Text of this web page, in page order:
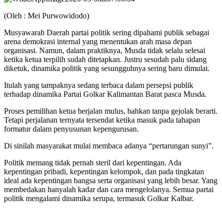
(Oleh : Mei Purwowidodo)
Musyawarah Daerah partai politik sering dipahami publik sebagai
arena demokrasi internal yang menentukan arah masa depan
organisasi. Namun, dalam praktiknya, Musda tidak selalu selesai
ketika ketua terpilih sudah ditetapkan. Justru sesudah palu sidang
diketuk, dinamika politik yang sesungguhnya sering baru dimulai.
Itulah yang tampaknya sedang terbaca dalam persepsi publik
terhadap dinamika Partai Golkar Kalimantan Barat pasca Musda.
Proses pemilihan ketua berjalan mulus, bahkan tanpa gejolak berarti.
Tetapi perjalanan ternyata tersendat ketika masuk pada tahapan
formatur dalam penyusunan kepengurusan.
Di sinilah masyarakat mulai membaca adanya “pertarungan sunyi”.
Politik memang tidak pernah steril dari kepentingan. Ada
kepentingan pribadi, kepentingan kelompok, dan pada tingkatan
ideal ada kepentingan bangsa serta organisasi yang lebih besar. Yang
membedakan hanyalah kadar dan cara mengelolanya. Semua partai
politik mengalami dinamika serupa, termasuk Golkar Kalbar.